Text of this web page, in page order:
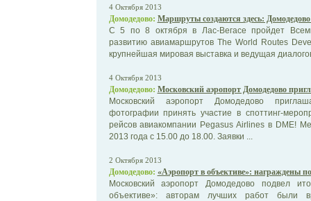
4 Октября 2013
Домодедово: Маршруты создаются здесь:
С 5 по 8 октября в Лас-Вегасе пройдет
развитию авиамаршрутов The World Routes
крупнейшая мировая выставка и ведущая
4 Октября 2013
Домодедово: Московский аэропорт Домодедово
Московский аэропорт Домодедово
фотографии принять участие в споттинг-
рейсов авиакомпании Pegasus Airlines в DME!
2013 года с 15.00 до 18.00. Заявки ...
2 Октября 2013
Домодедово: «Аэропорт в объективе»: награждены
Московский аэропорт Домодедово подвел
объективе»: авторам лучших работ были